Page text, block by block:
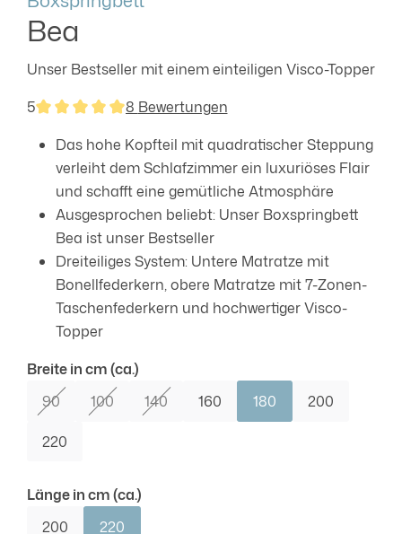
Bea
Unser Bestseller mit einem einteiligen Visco-Topper
5
8 Bewertungen
Das hohe Kopfteil mit quadratischer Steppung
verleiht dem Schlafzimmer ein luxuriöses Flair
und schafft eine gemütliche Atmosphäre
Ausgesprochen beliebt: Unser Boxspringbett
Bea ist unser Bestseller
Dreiteiliges System: Untere Matratze mit
Bonellfederkern, obere Matratze mit 7-Zonen-
Taschenfederkern und hochwertiger Visco-
Topper
Breite in cm (ca.)
90(Diese Option ist zurzeit nicht verfügbar.)
100(Diese Option ist zurzeit nicht verfügbar.)
140(Diese Option ist zurzeit nicht verfügbar.)
160 180 200
220
Länge in cm (ca.)
200
220